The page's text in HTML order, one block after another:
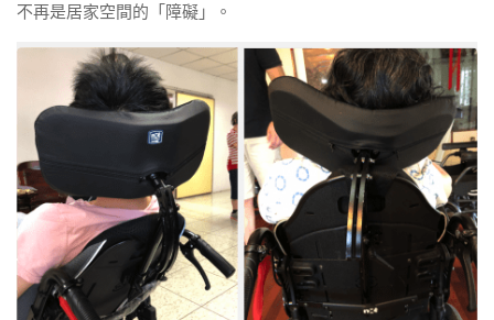
不再是居家空間的「障礙」。